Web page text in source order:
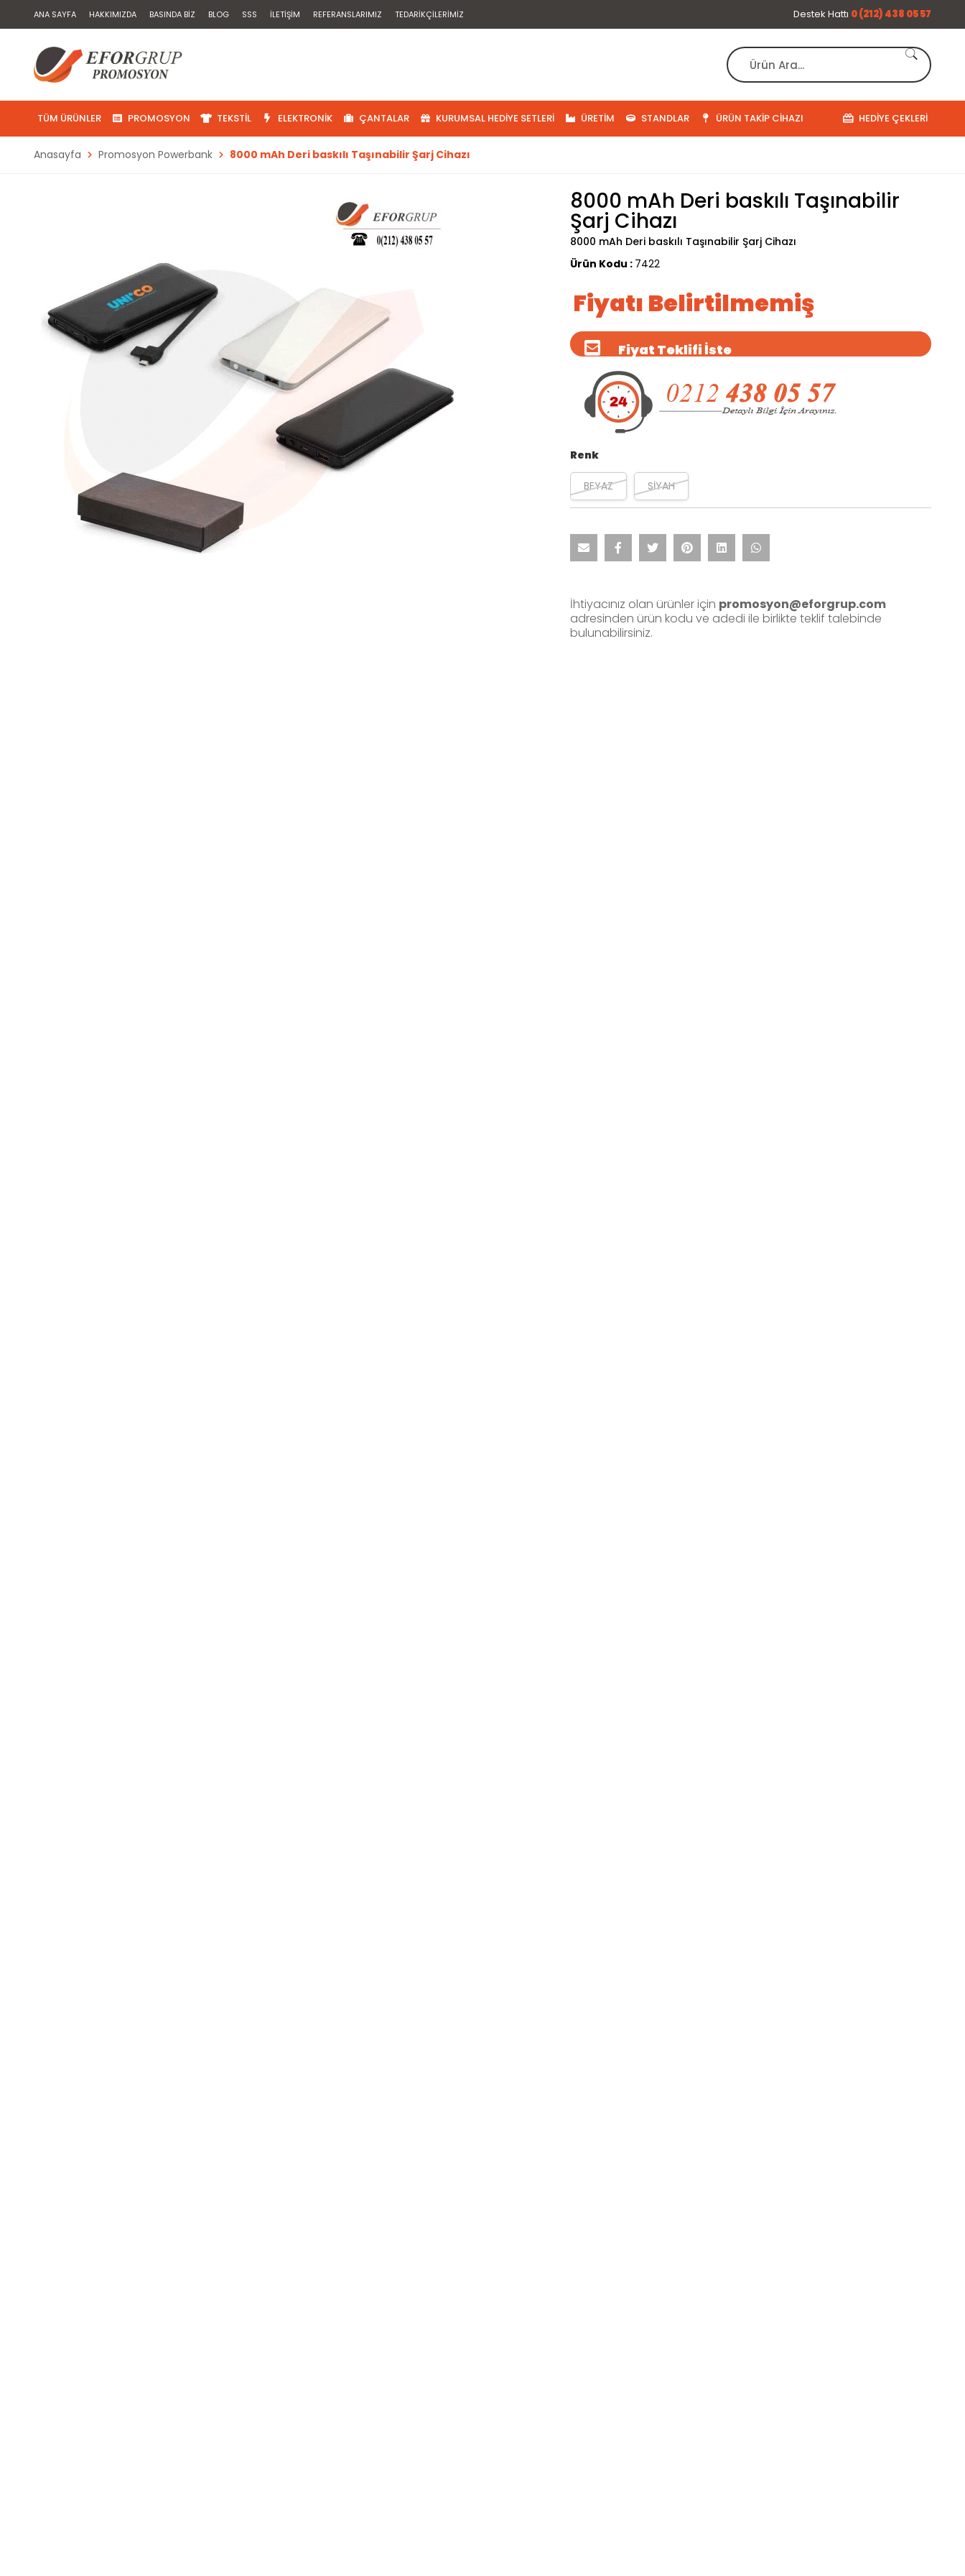
ANA SAYFA HAKKIMIZDA BASINDA BIZ BLOG SSS İLETIŞIM REFERANSLARIMIZ TEDARIKÇILERIMIZ Destek Hattı 0 (212) 438 05 57
TÜM ÜRÜNLER PROMOSYON TEKSTIL ELEKTRONIK ÇANTALAR KURUMSAL HEDIYE SETLERI ÜRETIM HEDIYE ÇEKLERI
STANDLAR ÜRÜN TAKIP CIHAZI
Anasayfa Promosyon Powerbank 8000 mAh Deri baskılı Taşınabilir Şarj Cihazı
8000 mAh Deri baskılı Taşınabilir
Şarj Cihazı
8000 mAh Deri baskılı Taşınabilir Şarj Cihazı
Ürün Kodu : 7422
Fiyatı Belirtilmemiş
Fiyat Teklifi İste
Renk
BEYAZ SİYAH
İhtiyacınız olan ürünler için promosyon@eforgrup.com
adresinden ürün kodu ve adedi ile birlikte teklif talebinde
bulunabilirsiniz.